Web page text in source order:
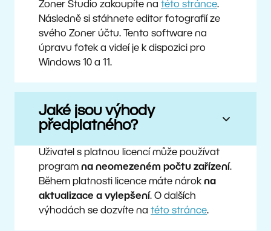
Zoner Studio zakoupíte na této stránce.
Následně si stáhnete editor fotografií ze
svého Zoner účtu. Tento software na
úpravu fotek a videí je k dispozici pro
Windows 10 a 11.
Jaké jsou výhody
předplatného?
Uživatel s platnou licencí může používat
program na neomezeném počtu zařízení .
Během platnosti licence máte nárok na
aktualizace a vylepšení . O dalších
výhodách se dozvíte na této stránce.